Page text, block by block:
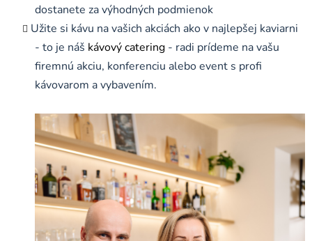
dostanete za výhodných podmienok
Užite si kávu na vašich akciách ako v najlepšej kaviarni
- to je náš kávový catering - radi prídeme na vašu
firemnú akciu, konferenciu alebo event s profi
kávovarom a vybavením.